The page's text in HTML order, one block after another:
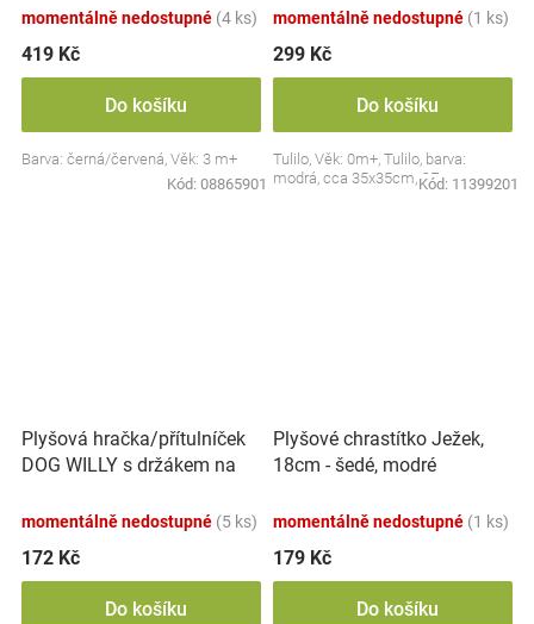
BabyOno
momentálně nedostupné (4 ks)
419 Kč
Do košíku
Barva: černá/červená, Věk: 3 m+
Kód: 08865901
momentálně nedostupné (1 ks)
299 Kč
Do košíku
Tulilo, Věk: 0m+, Tulilo, barva:
modrá, cca 35x35cm, CE
Kód: 11399201
Plyšová hračka/přítulníček
DOG WILLY s držákem na
momentálně nedostupné (5 ks)
172 Kč
Do košíku
Plyšové chrastítko Ježek,
18cm - šedé, modré
momentálně nedostupné (1 ks)
179 Kč
Do košíku